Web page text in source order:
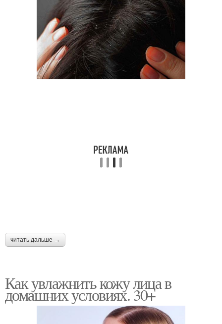
читать дальше →
Как увлажнить кожу лица в
домашних условиях. 30+